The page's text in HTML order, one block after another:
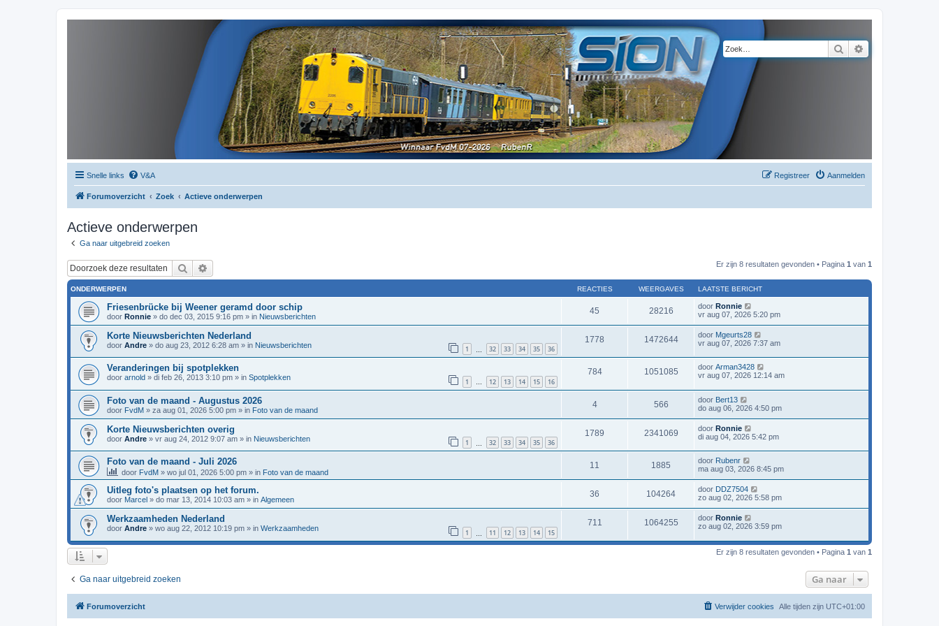
Zoek
Snelle links V&A Aanmelden
Registreer
Forumoverzicht Zoek Actieve onderwerpen
Actieve onderwerpen
Ga naar uitgebreid zoeken
Zoek Er zijn 8 resultaten gevonden • Pagina 1 van 1
ONDERWERPEN REACTIES WEERGAVES LAATSTE BERICHT
Friesenbrücke bij Weener geramd door schip
door Ronnie » do dec 03, 2015 9:16 pm » in Nieuwsberichten
45 28216 door Ronnie
vr aug 07, 2026 5:20 pm
Korte Nieuwsberichten Nederland
door Andre » do aug 23, 2012 6:28 am » in Nieuwsberichten 1 32 33 34 35 36
1778 1472644 door Mgeurts28
vr aug 07, 2026 7:37 am
Veranderingen bij spotplekken
door arnold » di feb 26, 2013 3:10 pm » in Spotplekken 1 … 12 13 14 15 16
784 1051085 door Arman3428
vr aug 07, 2026 12:14 am
Foto van de maand - Augustus 2026
door FvdM » za aug 01, 2026 5:00 pm » in Foto van de maand
4 566 door Bert13
do aug 06, 2026 4:50 pm
Korte Nieuwsberichten overig
door Andre » vr aug 24, 2012 9:07 am » in Nieuwsberichten 1 32 33 34 35 36
1789 2341069 door Ronnie
di aug 04, 2026 5:42 pm
Foto van de maand - Juli 2026
door FvdM » wo jul 01, 2026 5:00 pm » in Foto van de maand
11 1885 door Rubenr
ma aug 03, 2026 8:45 pm
Uitleg foto's plaatsen op het forum.
door Marcel » do mar 13, 2014 10:03 am » in Algemeen
36 104264 door DDZ7504
zo aug 02, 2026 5:58 pm
Werkzaamheden Nederland
door Andre » wo aug 22, 2012 10:19 pm » in Werkzaamheden 1 11 12 13 14 15
711 1064255 door Ronnie
zo aug 02, 2026 3:59 pm
Er zijn 8 resultaten gevonden • Pagina 1 van 1
Ga naar uitgebreid zoeken Ga naar
Forumoverzicht Alle tijden zijn UTC+01:00
Verwijder cookies